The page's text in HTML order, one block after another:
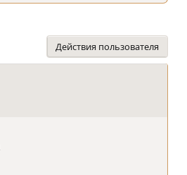
Действия пользователя